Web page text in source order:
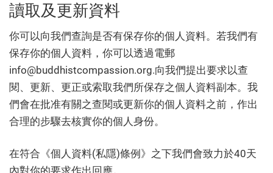
讀取及更新資料
你可以向我們查詢是否有保存你的個人資料。若我們有
保存你的個人資料，你可以透過電郵
info@buddhistcompassion.org.向我們提出要求以查
閱、更新、更正或索取我們所保存之個人資料副本。我
們會在批准有關之查閱或更新你的個人資料之前，作出
合理的步驟去核實你的個人身份。
在符合《個人資料(私隱)條例》之下我們會致力於40天